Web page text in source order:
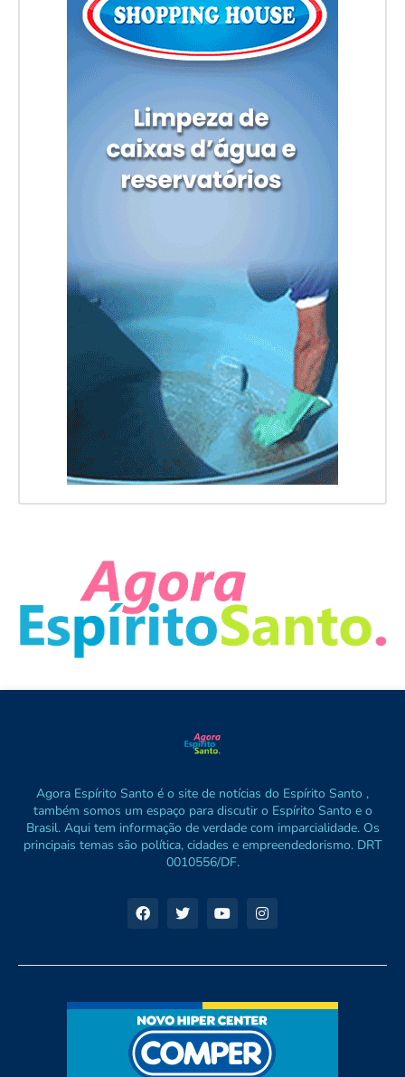
Agora Espírito Santo é o site de notícias do Espírito Santo ,
também somos um espaço para discutir o Espírito Santo e o
Brasil. Aqui tem informação de verdade com imparcialidade. Os
principais temas são política, cidades e empreendedorismo. DRT
0010556/DF.